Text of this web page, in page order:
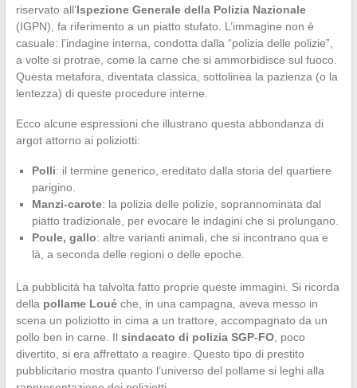
riservato all’Ispezione Generale della Polizia Nazionale
(IGPN), fa riferimento a un piatto stufato. L’immagine non è
casuale: l’indagine interna, condotta dalla “polizia delle polizie”,
a volte si protrae, come la carne che si ammorbidisce sul fuoco.
Questa metafora, diventata classica, sottolinea la pazienza (o la
lentezza) di queste procedure interne.
Ecco alcune espressioni che illustrano questa abbondanza di
argot attorno ai poliziotti:
Polli: il termine generico, ereditato dalla storia del quartiere
parigino.
Manzi-carote: la polizia delle polizie, soprannominata dal
piatto tradizionale, per evocare le indagini che si prolungano.
Poule, gallo: altre varianti animali, che si incontrano qua e
là, a seconda delle regioni o delle epoche.
La pubblicità ha talvolta fatto proprie queste immagini. Si ricorda
della pollame Louéche, in una campagna, aveva messo in
scena un poliziotto in cima a un trattore, accompagnato da un
pollo ben in carne. Il sindacato di polizia SGP-FO, poco
divertito, si era affrettato a reagire. Questo tipo di prestito
pubblicitario mostra quanto l’universo del pollame si leghi alla